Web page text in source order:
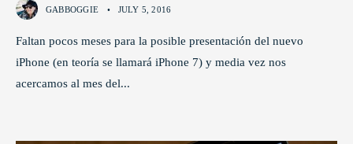
GABBOGGIE • JULY 5, 2016
Faltan pocos meses para la posible presentación del nuevo
iPhone (en teoría se llamará iPhone 7) y media vez nos
acercamos al mes del...